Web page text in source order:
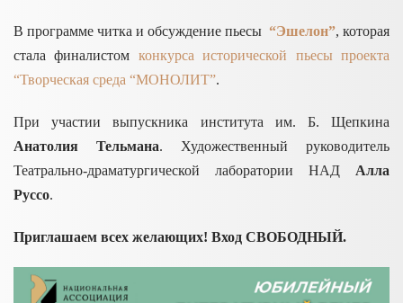
В программе читка и обсуждение пьесы “Эшелон”, которая
стала финалистом конкурса исторической пьесы проекта
“Творческая среда “МОНОЛИТ”.
При участии выпускника института им. Б. Щепкина
Анатолия Тельмана. Художественный руководитель
Театрально-драматургической лаборатории НАД Алла
Руссо.
Приглашаем всех желающих! Вход СВОБОДНЫЙ.